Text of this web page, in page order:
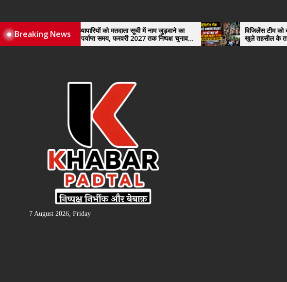
the
content
Breaking News
नए व्यापारियों को मतदाता सूची में नाम जुड़वाने का
मिले पर्याप्त समय, फरवरी 2027 तक निष्पक्ष चुनाव
कराने की उठाई मांग, सौंपा ज्ञापन।
विजिलेंस टीम को बनाया बंधक, 20 घंटे
खुले तहसील के ताले
7 August 2026, Friday